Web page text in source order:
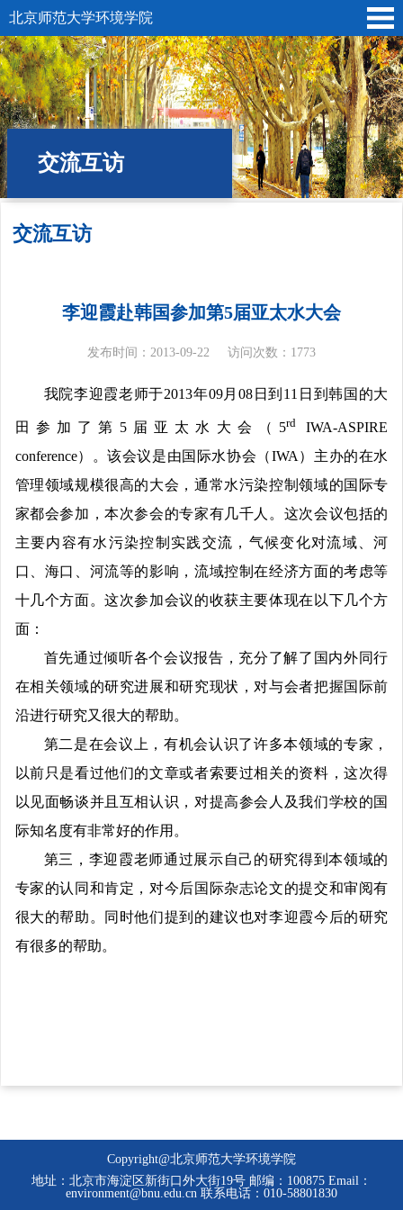
北京师范大学环境学院
交流互访
交流互访
位置:首页 »国际交流 » 交流互访
李迎霞赴韩国参加第5届亚太水大会
发布时间：2013-09-22 访问次数： 1773
我院李迎霞老师于2013年09月08日到11日到韩国的大
田参加了第5届亚太水大会（5rd IWA-ASPIRE
conference）。该会议是由国际水协会（IWA）主办的在水
管理领域规模很高的大会，通常水污染控制领域的国际专
家都会参加，本次参会的专家有几千人。这次会议包括的
主要内容有水污染控制实践交流，气候变化对流域、河
口、海口、河流等的影响，流域控制在经济方面的考虑等
十几个方面。这次参加会议的收获主要体现在以下几个方
面：
首先通过倾听各个会议报告，充分了解了国内外同行
在相关领域的研究进展和研究现状，对与会者把握国际前
沿进行研究又很大的帮助。
第二是在会议上，有机会认识了许多本领域的专家，
以前只是看过他们的文章或者索要过相关的资料，这次得
以见面畅谈并且互相认识，对提高参会人及我们学校的国
际知名度有非常好的作用。
第三，李迎霞老师通过展示自己的研究得到本领域的
专家的认同和肯定，对今后国际杂志论文的提交和审阅有
很大的帮助。同时他们提到的建议也对李迎霞今后的研究
有很多的帮助。
Copyright@北京师范大学环境学院
地址：北京市海淀区新街口外大街19号 邮编：100875 Email：
environment@bnu.edu.cn 联系电话：010-58801830